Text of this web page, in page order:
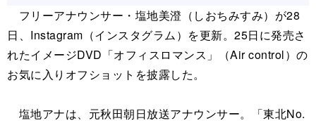
フリーアナウンサー・塩地美澄（しおちみすみ）が28
日、Instagram（インスタグラム）を更新。25日に発売さ
れたイメージDVD「オフィスロマンス」（Air control）の
お気に入りオフショットを披露した。
塩地アナは、元秋田朝日放送アナウンサー。「東北No.